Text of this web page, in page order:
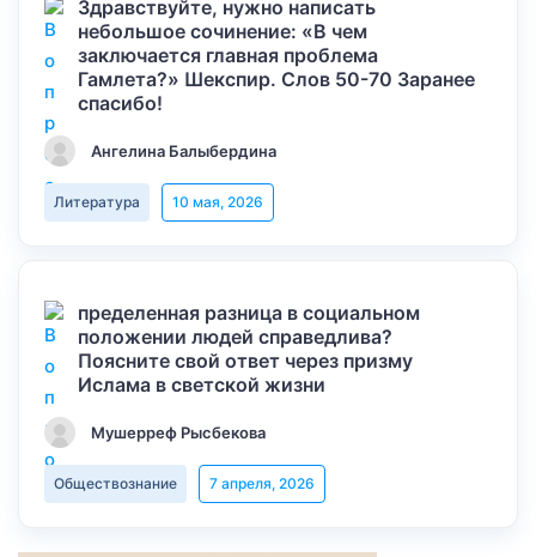
Здравствуйте, нужно написать
небольшое сочинение: «В чем
заключается главная проблема
Гамлета?» Шекспир. Слов 50-70 Заранее
спасибо!
Ангелина Балыбердина
Литература 10 мая, 2026
пределенная разница в социальном
положении людей справедлива?
Поясните свой ответ через призму
Ислама в светской жизни
Мушерреф Рысбекова
Обществознание 7 апреля, 2026